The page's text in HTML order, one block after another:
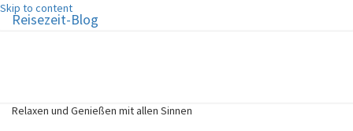
Skip to content
Reisezeit-Blog
Relaxen und Genießen mit allen Sinnen